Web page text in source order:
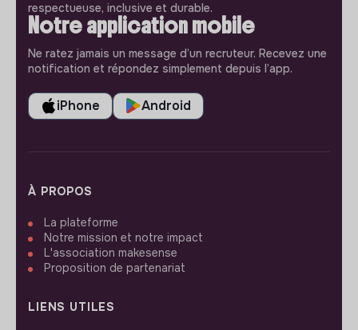
respectueuse, inclusive et durable.
Notre application mobile
Ne ratez jamais un message d’un recruteur. Recevez une
notification et répondez simplement depuis l’app.
iPhone Android
À PROPOS
La plateforme
Notre mission et notre impact
L'association makesense
Proposition de partenariat
LIENS UTILES